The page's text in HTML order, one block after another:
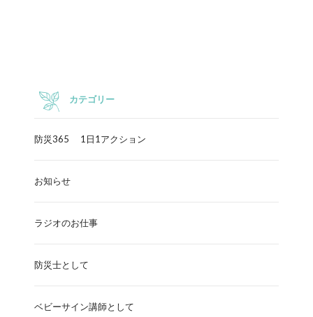
カテゴリー
防災365 1日1アクション
お知らせ
ラジオのお仕事
防災士として
ベビーサイン講師として